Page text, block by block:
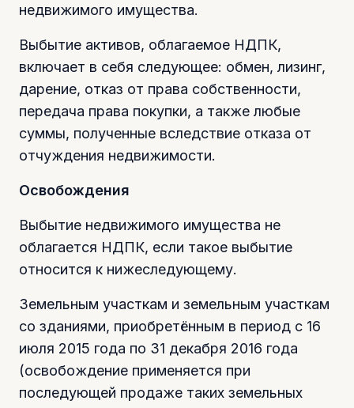
недвижимого имущества.
Выбытие активов, облагаемое НДПК,
включает в себя следующее: обмен, лизинг,
дарение, отказ от права собственности,
передача права покупки, а также любые
суммы, полученные вследствие отказа от
отчуждения недвижимости.
Освобождения
Выбытие недвижимого имущества не
облагается НДПК, если такое выбытие
относится к нижеследующему.
Земельным участкам и земельным участкам
со зданиями, приобретённым в период с 16
июля 2015 года по 31 декабря 2016 года
(освобождение применяется при
последующей продаже таких земельных